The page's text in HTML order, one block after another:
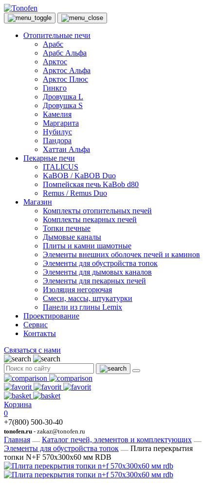
Отопительные печи
Арабс
Арабс Альфа
Арктос
Арктос Альфа
Арктос Плюс
Гинкго
Дровушка L
Дровушка S
Камелия
Маргарита
Нубилус
Пандора
Хаттаи Альфа
Пекарные печи
ITALICUS
KaBOB / KaBOB Duo
Помпейская печь KaBob d80
Remus / Remus Duo
Магазин
Комплекты отопительных печей
Комплекты пекарных печей
Топки печные
Дымовые каналы
Плиты и камни шамотные
Элементы внешних оболочек печей и каминов
Элементы для обустройства топок
Элементы для дымовых каналов
Элементы для пекарных печей
Изоляция негорючая
Смеси, массы, штукатурки
Панели из глины Lemix
Проектирование
Сервис
Контакты
Связаться с нами
Корзина
0
+7(800) 500-30-40
tonofen.ru - zakaz@tonofen.ru
Главная
Каталог печей, элементов и комплектующих
Элементы для обустройства топок
Плита перекрытия
топки N+F 570х300х60 мм RDB